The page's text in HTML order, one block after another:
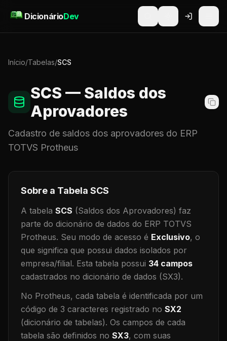
DicionárioDev
Início/Tabelas/SCS
SCS — Saldos dos
Aprovadores
Cadastro de saldos dos aprovadores do ERP
TOTVS Protheus
Sobre a Tabela SCS
A tabela SCS (Saldos dos Aprovadores) faz
parte do dicionário de dados do ERP TOTVS
Protheus. Seu modo de acesso é Exclusivo, o
que significa que possui dados isolados por
empresa/filial. Esta tabela possui 34 campos
cadastrados no dicionário de dados (SX3).
No Protheus, cada tabela é identificada por um
código de 3 caracteres registrado no SX2
(dicionário de tabelas). Os campos de cada
tabela são definidos no SX3, com suas